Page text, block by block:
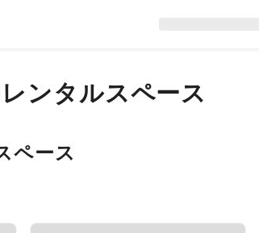
ンタルスペース
ペース